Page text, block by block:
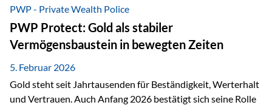
bei größeren Vermögen ist das entscheidend.
PWP - Private Wealth Police
PWP Protect: Gold als stabiler
Vermögensbaustein in bewegten Zeiten
5. Februar 2026
Gold steht seit Jahrtausenden für Beständigkeit, Werterhalt
und Vertrauen. Auch Anfang 2026 bestätigt sich seine Rolle